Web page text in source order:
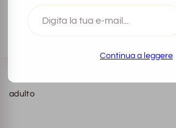
Domestici
La vita con loro è più bella
Home
adulto
Digita
tua
Continua a leggere